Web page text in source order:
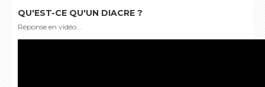
QU'EST-CE QU'UN DIACRE ?
Réponse en vidéo...